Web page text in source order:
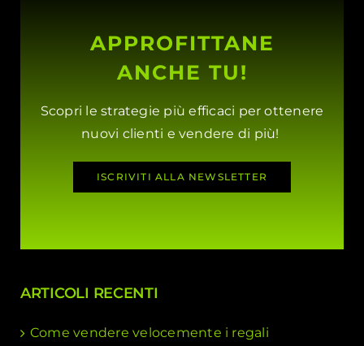
APPROFITTANE
ANCHE TU!
Scopri le strategie più efficaci per ottenere
nuovi clienti e vendere di più!
ISCRIVITI ALLA NEWSLETTER
ARTICOLI RECENTI
Come vendere velocemente i regali